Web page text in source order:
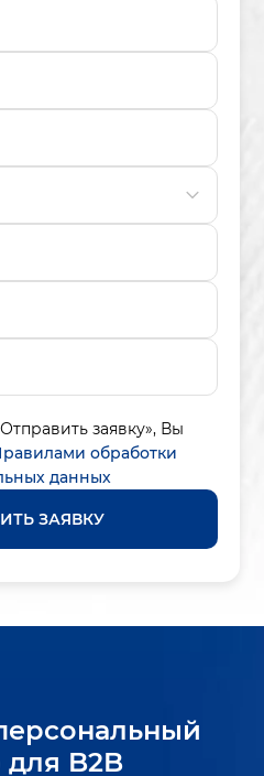
заявку», Вы
обработки
данных
ЗАЯВКУ
B2B